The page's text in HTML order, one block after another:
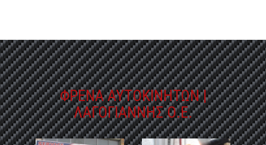
ΦΡΕΝΑ ΑΥΤΟΚΙΝΗΤΩΝ |
ΛΑΓΟΓΙΑΝΝΗΣ Ο.Ε.